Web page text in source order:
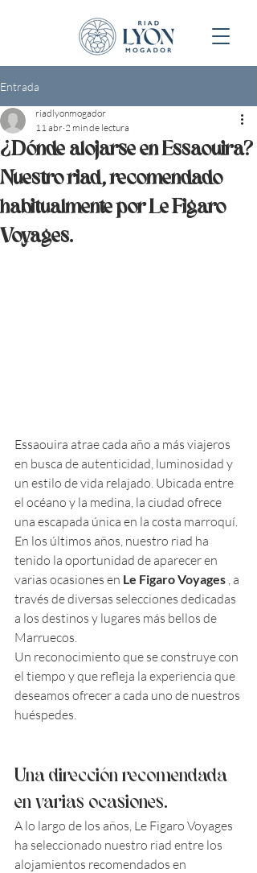
Entrada
¿Dónde alojarse en Essaouira?
Nuestro riad, recomendado
habitualmente por Le Figaro
Voyages.
riadlyonmogador
11 abr 2 min de lectura
Essaouira atrae cada año a más viajeros
en busca de autenticidad, luminosidad y
un estilo de vida relajado. Ubicada entre
el océano y la medina, la ciudad ofrece
una escapada única en la costa marroquí.
En los últimos años, nuestro riad ha
tenido la oportunidad de aparecer en
varias ocasiones en Le Figaro Voyages , a
través de diversas selecciones dedicadas
a los destinos y lugares más bellos de
Marruecos.
Un reconocimiento que se construye con
el tiempo y que refleja la experiencia que
deseamos ofrecer a cada uno de nuestros
huéspedes.
Una dirección recomendada
en varias ocasiones.
A lo largo de los años, Le Figaro Voyages
ha seleccionado nuestro riad entre los
alojamientos recomendados en